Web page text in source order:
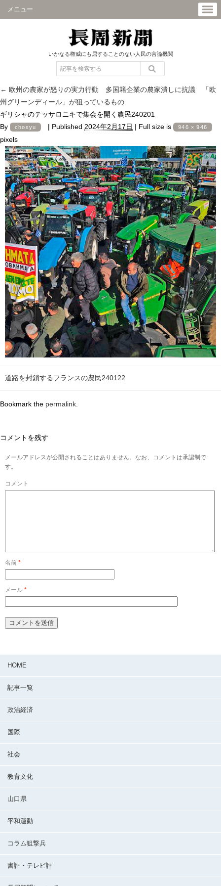
メニュー
いかなる権威にも屈することのない人民の言論機関
← 欧州の農家が怒りの実力行動 多国籍企業の農家潰しに抗議 「欧
州グリーンディール」が狙っているもの
ギリシャのテッサロニキで集会を開く農民240201
By
chosyu | Published 2024年2月17日 | Full size is 946 × 946
pixels
道路を封鎖するフランスの農民240122
Bookmark the permalink
コメントを残す
メールアドレスが公開されることはありません。なお、コメントは承認制で
す。
コメント
名前 *
メール *
HOME
記事一覧
政治経済
国際
社会
教育文化
山口県
平和運動
コラム狙撃兵
書評・テレビ評